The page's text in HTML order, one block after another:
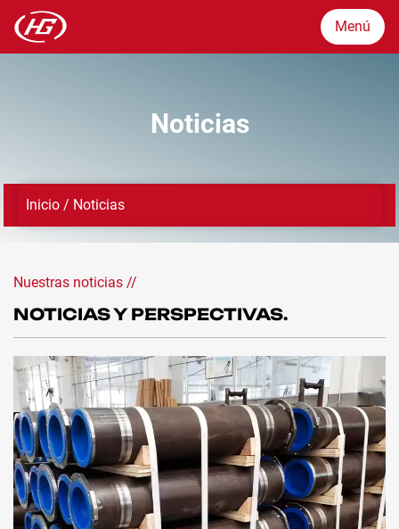
Menú
Productos
Noticias
Contacto
Noticias
Inicio / Noticias
Nuestras noticias //
NOTICIAS Y PERSPECTIVAS.